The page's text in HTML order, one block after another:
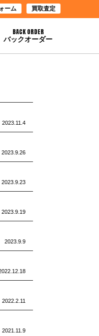
ーム 買取査定
BACK ORDER
バックオーダー
2023.11.4
2023.9.26
2023.9.23
2023.9.19
2023.9.9
2022.2.11
2021.11.9